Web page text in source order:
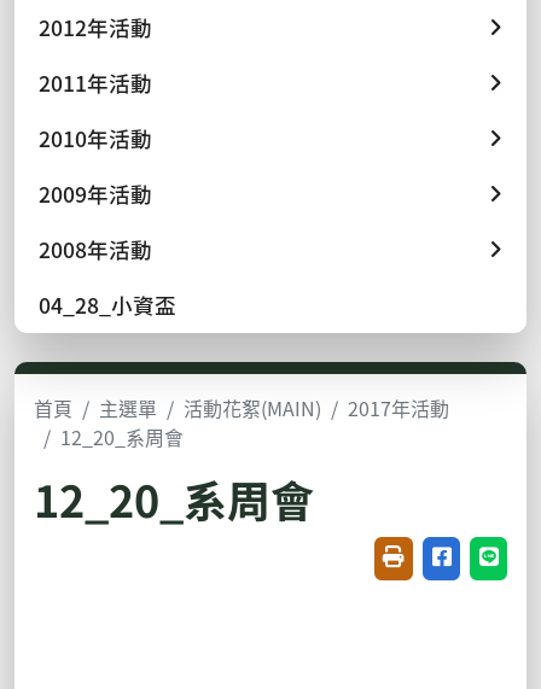
2012年活動
2011年活動
2010年活動
2009年活動
2008年活動
04_28_小資盃
首頁 主選單 活動花絮(MAIN)
2017年活動
12_20_系周會
12_20_系周會
友善列印(開新視
分享至臉書
分享